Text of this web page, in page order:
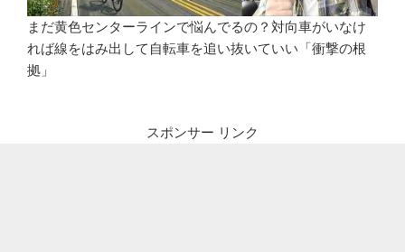
まだ黄色センターラインで悩んでるの？対向車がいなけ
れば線をはみ出して自転車を追い抜いていい「衝撃の根
拠」
スポンサー リンク